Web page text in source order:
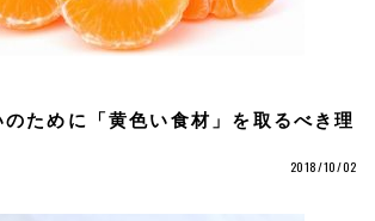
ために「黄色い食材」を取るべき理
2018/10/02